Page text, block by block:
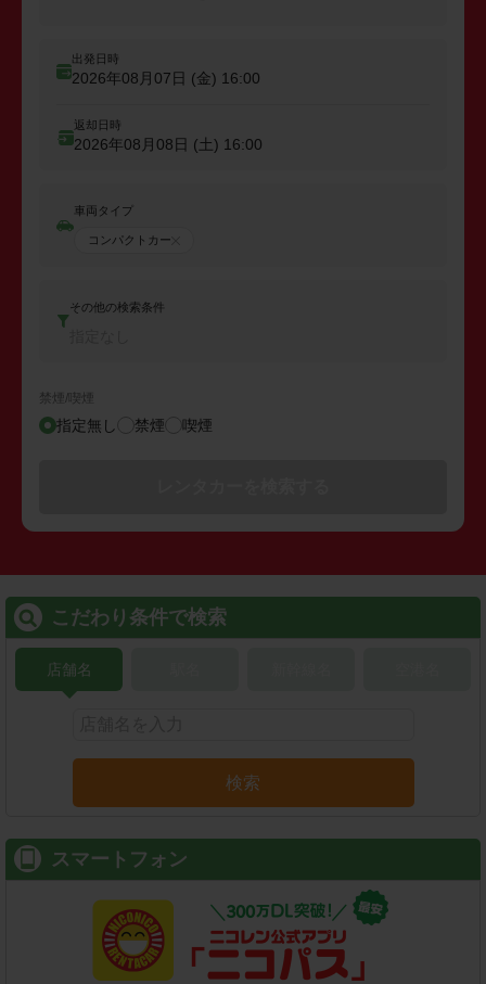
出発日時
2026年08月07日 (金) 16:00
返却日時
2026年08月08日 (土) 16:00
車両タイプ
コンパクトカー
その他の検索条件
禁煙/喫煙
指定無し 禁煙 喫煙
こだわり条件で検索
店舗名
検索
スマートフォン